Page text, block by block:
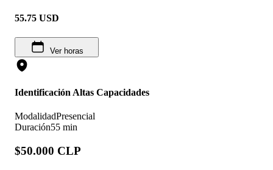
55.75 USD
Ver horas
Identificación Altas Capacidades
ModalidadPresencial
Duración55 min
$50.000 CLP